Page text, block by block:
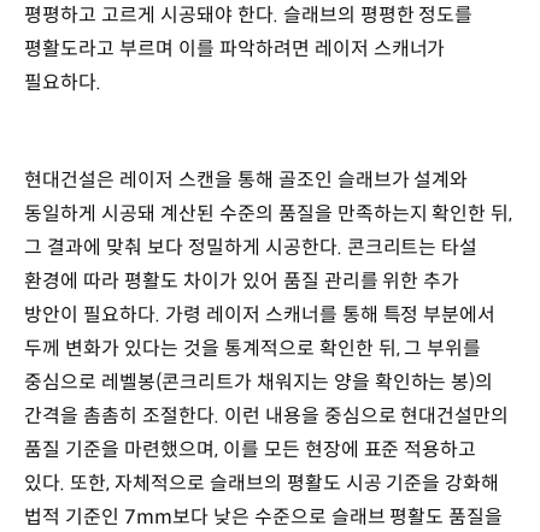
평평하고 고르게 시공돼야 한다. 슬래브의 평평한 정도를
평활도라고 부르며 이를 파악하려면 레이저 스캐너가
필요하다.
현대건설은 레이저 스캔을 통해 골조인 슬래브가 설계와
동일하게 시공돼 계산된 수준의 품질을 만족하는지 확인한 뒤,
그 결과에 맞춰 보다 정밀하게 시공한다. 콘크리트는 타설
환경에 따라 평활도 차이가 있어 품질 관리를 위한 추가
방안이 필요하다. 가령 레이저 스캐너를 통해 특정 부분에서
두께 변화가 있다는 것을 통계적으로 확인한 뒤, 그 부위를
중심으로 레벨봉(콘크리트가 채워지는 양을 확인하는 봉)의
간격을 촘촘히 조절한다. 이런 내용을 중심으로 현대건설만의
품질 기준을 마련했으며, 이를 모든 현장에 표준 적용하고
있다. 또한, 자체적으로 슬래브의 평활도 시공 기준을 강화해
법적 기준인 7mm보다 낮은 수준으로 슬래브 평활도 품질을